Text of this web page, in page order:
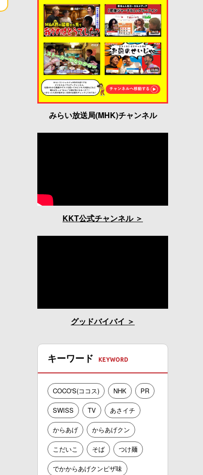
みらい放送局(MHK)チャンネル
KKT公式チャンネル
グッドバイバイ
キーワード
COCO'S(ココス) NHK PR
SWISS TV あさイチ
からあげ からあげクン
こだいこ そば つけ麺
でかからあげクンピザ味